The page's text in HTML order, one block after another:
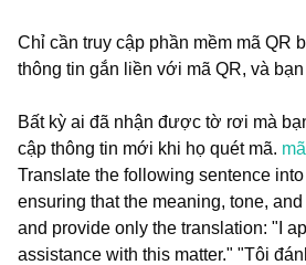
Chỉ cần truy cập phần mềm mã QR
thông tin gắn liền với mã QR, và
Bất kỳ ai đã nhận được tờ rơi mà
cập thông tin mới khi họ quét mã.
Translate the following sentence
ensuring that the meaning, tone,
and provide only the translation: "I
assistance with this matter." "Tôi